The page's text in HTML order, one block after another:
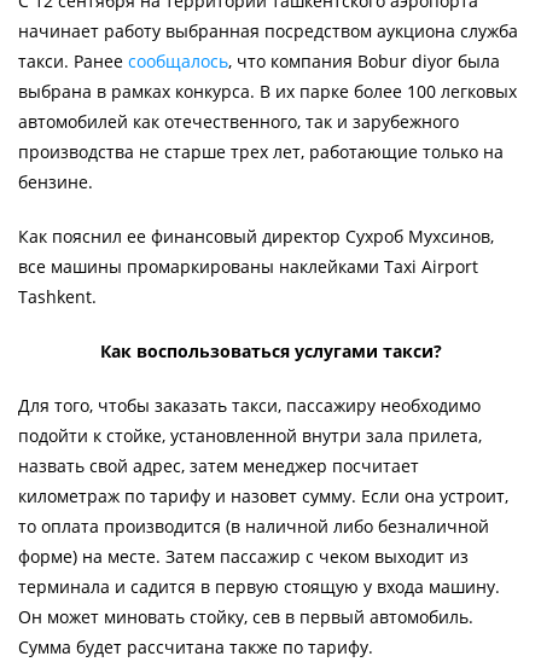
начинает работу выбранная посредством аукциона служба
такси. Ранее сообщалось, что компания Bobur diyor была
выбрана в рамках конкурса. В их парке более 100 легковых
автомобилей как отечественного, так и зарубежного
производства не старше трех лет, работающие только на
бензине.
Как пояснил ее финансовый директор Сухроб Мухсинов,
все машины промаркированы наклейками Taxi Airport
Tashkent.
Как воспользоваться услугами такси?
Для того, чтобы заказать такси, пассажиру необходимо
подойти к стойке, установленной внутри зала прилета,
назвать свой адрес, затем менеджер посчитает
километраж по тарифу и назовет сумму. Если она устроит,
то оплата производится (в наличной либо безналичной
форме) на месте. Затем пассажир с чеком выходит из
терминала и садится в первую стоящую у входа машину.
Он может миновать стойку, сев в первый автомобиль.
Сумма будет рассчитана также по тарифу.